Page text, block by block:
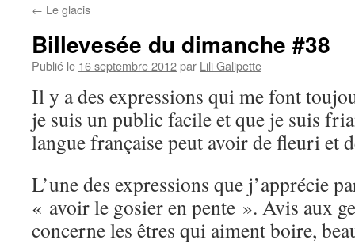
contenu
← Le glacis
Billevesée du dimanche #38
Publié le 16 septembre 2012par Lili Galipette
Il y a des expressions qui me font
je suis un public facile et que je suis
langue française peut avoir de fleuri et
L’une des expressions que j’apprécie
« avoir le gosier en pente ». Avis aux
concerne les êtres qui aiment boire,